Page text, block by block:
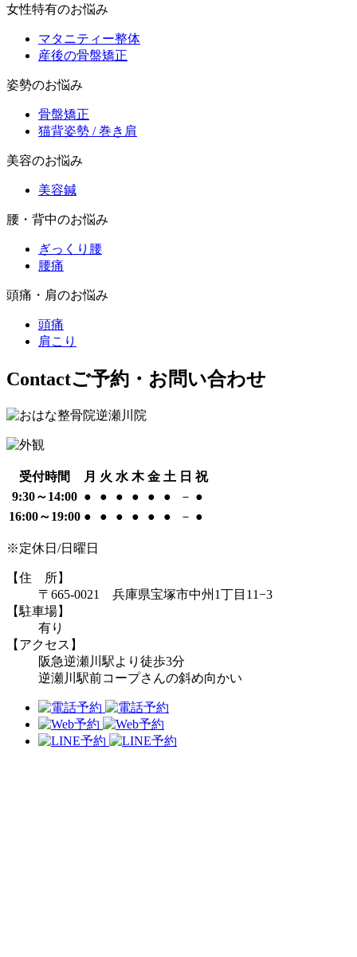
女性特有のお悩み
マタニティー整体
産後の骨盤矯正
姿勢のお悩み
骨盤矯正
猫背姿勢 / 巻き肩
美容のお悩み
美容鍼
腰・背中のお悩み
ぎっくり腰
腰痛
頭痛・肩のお悩み
頭痛
肩こり
Contactご予約・お問い合わせ
受付時間 月 火 水 木 金 土 日 祝
9:30～14:00 ● ● ● ● ● ● － ●
16:00～19:00 ● ● ● ● ● ● － ●
※定休日/日曜日
【住 所】
〒665-0021 兵庫県宝塚市中州1丁目11−3
【駐車場】
有り
【アクセス】
阪急逆瀬川駅より徒歩3分
逆瀬川駅前コープさんの斜め向かい